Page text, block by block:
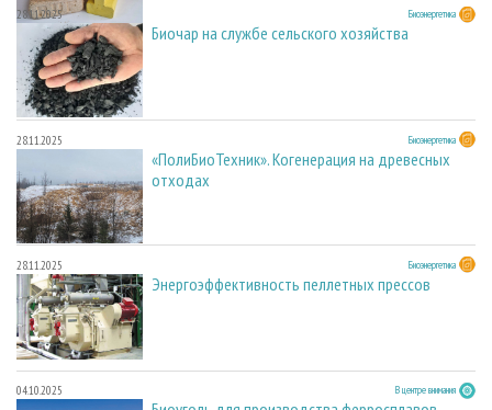
28.11.2025 Биоэнергетика
Биочар на службе сельского хозяйства
28.11.2025 Биоэнергетика
«ПолиБиоТехник». Когенерация на древесных
отходах
28.11.2025 Биоэнергетика
Энергоэффективность пеллетных прессов
04.10.2025 В центре внимания